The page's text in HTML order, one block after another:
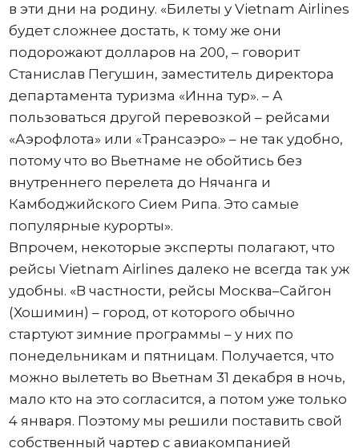
в эти дни на родину. «Билеты у Vietnam Airlines
будет сложнее достать, к тому же они
подорожают долларов на 200, – говорит
Станислав Пегушин, заместитель директора
департамента туризма «Инна тур». – А
пользоваться другой перевозкой – рейсами
«Аэрофлота» или «Трансаэро» – не так удобно,
потому что во Вьетнаме не обойтись без
внутреннего перелета до Нячанга и
Камбоджийского Сием Рипа. Это самые
популярные курорты».
Впрочем, некоторые эксперты полагают, что
рейсы Vietnam Airlines далеко не всегда так уж
удобны. «В частности, рейсы Москва–Сайгон
(Хошимин) – город, от которого обычно
стартуют зимние программы – у них по
понедельникам и пятницам. Получается, что
можно вылететь во Вьетнам 31 декабря в ночь,
мало кто на это согласится, а потом уже только
4 января. Поэтому мы решили поставить свой
собственный чартер с авиакомпанией